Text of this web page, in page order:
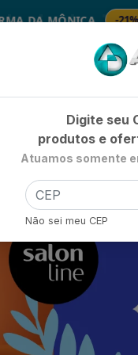
-21% de Desconto
Digite seu
produtos e
Atuamos somente
Não sei meu CEP